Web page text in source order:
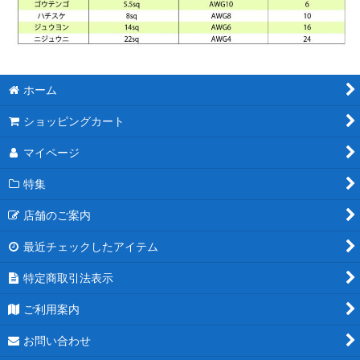
ホーム
ショッピングカート
マイページ
特集
店舗のご案内
最近チェックしたアイテム
特定商取引法表示
ご利用案内
お問い合わせ